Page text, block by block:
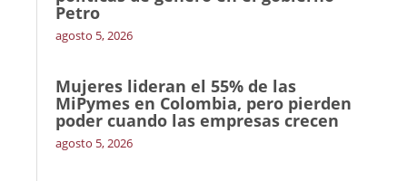
Petro
agosto 5, 2026
Mujeres lideran el 55% de las
MiPymes en Colombia, pero pierden
poder cuando las empresas crecen
agosto 5, 2026